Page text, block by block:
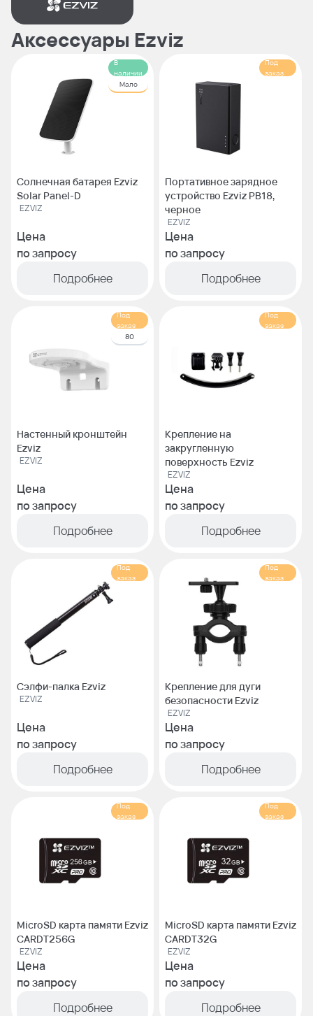
Аксессуары Ezviz
В
наличии
Мало
Солнечная батарея Ezviz
Solar Panel-D
EZVIZ
Цена
по запросу
Подробнее
Под
заказ
Портативное зарядное
устройство Ezviz PB18,
черное
EZVIZ
Цена
по запросу
Подробнее
Под
заказ
80
Настенный кронштейн
Ezviz
EZVIZ
Цена
по запросу
Подробнее
Под
заказ
Крепление на
закругленную
поверхность Ezviz
EZVIZ
Цена
по запросу
Подробнее
Под
заказ
Сэлфи-палка Ezviz
EZVIZ
Цена
по запросу
Подробнее
Под
заказ
Крепление для дуги
безопасности Ezviz
EZVIZ
Цена
по запросу
Подробнее
Под
заказ
MicroSD карта памяти Ezviz
CARDT256G
EZVIZ
Цена
по запросу
Подробнее
Под
заказ
MicroSD карта памяти Ezviz
CARDT32G
EZVIZ
Цена
по запросу
Подробнее